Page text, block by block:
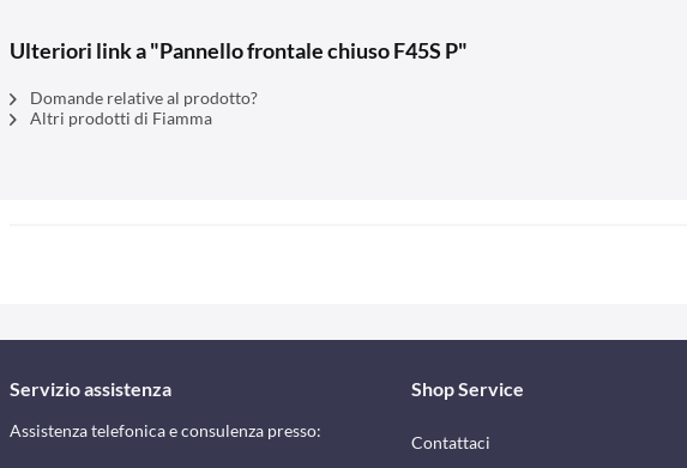
Ulteriori link a "Pannello frontale chiuso F45S P"
Domande relative al prodotto?
Altri prodotti di Fiamma
Servizio assistenza
Assistenza telefonica e consulenza presso:
Shop Service
Contattaci